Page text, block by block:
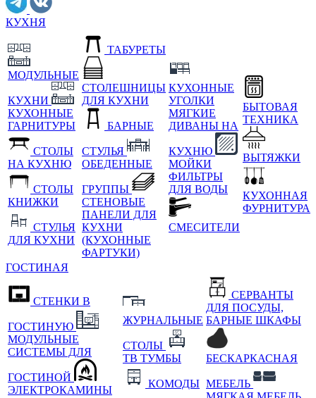
КУХНЯ
МОДУЛЬНЫЕ
КУХНИ
КУХОННЫЕ
ГАРНИТУРЫ
СТОЛЫ
НА КУХНЮ
СТОЛЫ
КНИЖКИ
СТУЛЬЯ
ДЛЯ КУХНИ
ТАБУРЕТЫ
СТОЛЕШНИЦЫ
ДЛЯ КУХНИ
БАРНЫЕ
СТУЛЬЯ
ОБЕДЕННЫЕ
ГРУППЫ
СТЕНОВЫЕ
ПАНЕЛИ ДЛЯ
КУХНИ
(КУХОННЫЕ
ФАРТУКИ)
КУХОННЫЕ
УГОЛКИ
МЯГКИЕ
ДИВАНЫ НА
КУХНЮ
МОЙКИ
ФИЛЬТРЫ
ДЛЯ ВОДЫ
СМЕСИТЕЛИ
БЫТОВАЯ
ТЕХНИКА
ВЫТЯЖКИ
КУХОННАЯ
ФУРНИТУРА
ГОСТИНАЯ
СТЕНКИ В
ГОСТИНУЮ
МОДУЛЬНЫЕ
СИСТЕМЫ ДЛЯ
ГОСТИНОЙ
ЭЛЕКТРОКАМИНЫ
ЖУРНАЛЬНЫЕ
СТОЛЫ
ТВ ТУМБЫ
КОМОДЫ
СЕРВАНТЫ
ДЛЯ ПОСУДЫ,
БАРНЫЕ ШКАФЫ
БЕСКАРКАСНАЯ
МЕБЕЛЬ